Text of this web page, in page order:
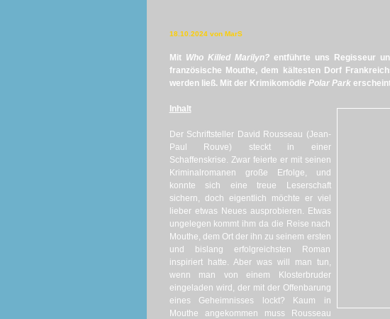
18.10.2024 von MarS
Mit Who Killed Marilyn?entführte uns Regisseur
französische Mouthe, dem kältesten Dorf
werden ließ. Mit der Krimikomödie Polar Park
Inhalt
Der Schriftsteller David Rousseau (Jean-
Paul Rouve) steckt in einer
Schaffenskrise. Zwar feierte er mit seinen
Kriminalromanen große Erfolge, und
konnte sich eine treue Leserschaft
sichern, doch eigentlich möchte er viel
lieber etwas Neues ausprobieren. Etwas
ungelegen kommt ihm da die Reise nach
Mouthe, dem Ort der ihn zu seinem ersten
und bislang erfolgreichsten Roman
inspiriert hatte. Aber was will man tun,
wenn man von einem Klosterbruder
eingeladen wird, der mit der Offenbarung
eines Geheimnisses lockt? Kaum in
Mouthe angekommen muss Rousseau